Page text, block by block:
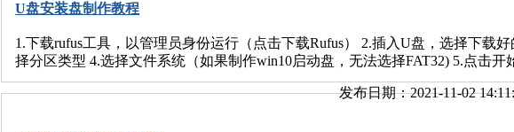
U盘安装盘制作教程
1.下载rufus工具，以管理员身份运行（点击下载Rufus） 2.插入U盘，选择下载
择分区类型 4.选择文件系统（如果制作win10启动盘，无法选择FAT32) 5.点击开
发布日期：2021-11-02